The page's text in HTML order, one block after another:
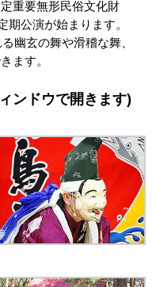
重要無形民俗文化財
期公演が始まります。
幽玄の舞や滑稽な舞、
ます。
ンドウで開きます)